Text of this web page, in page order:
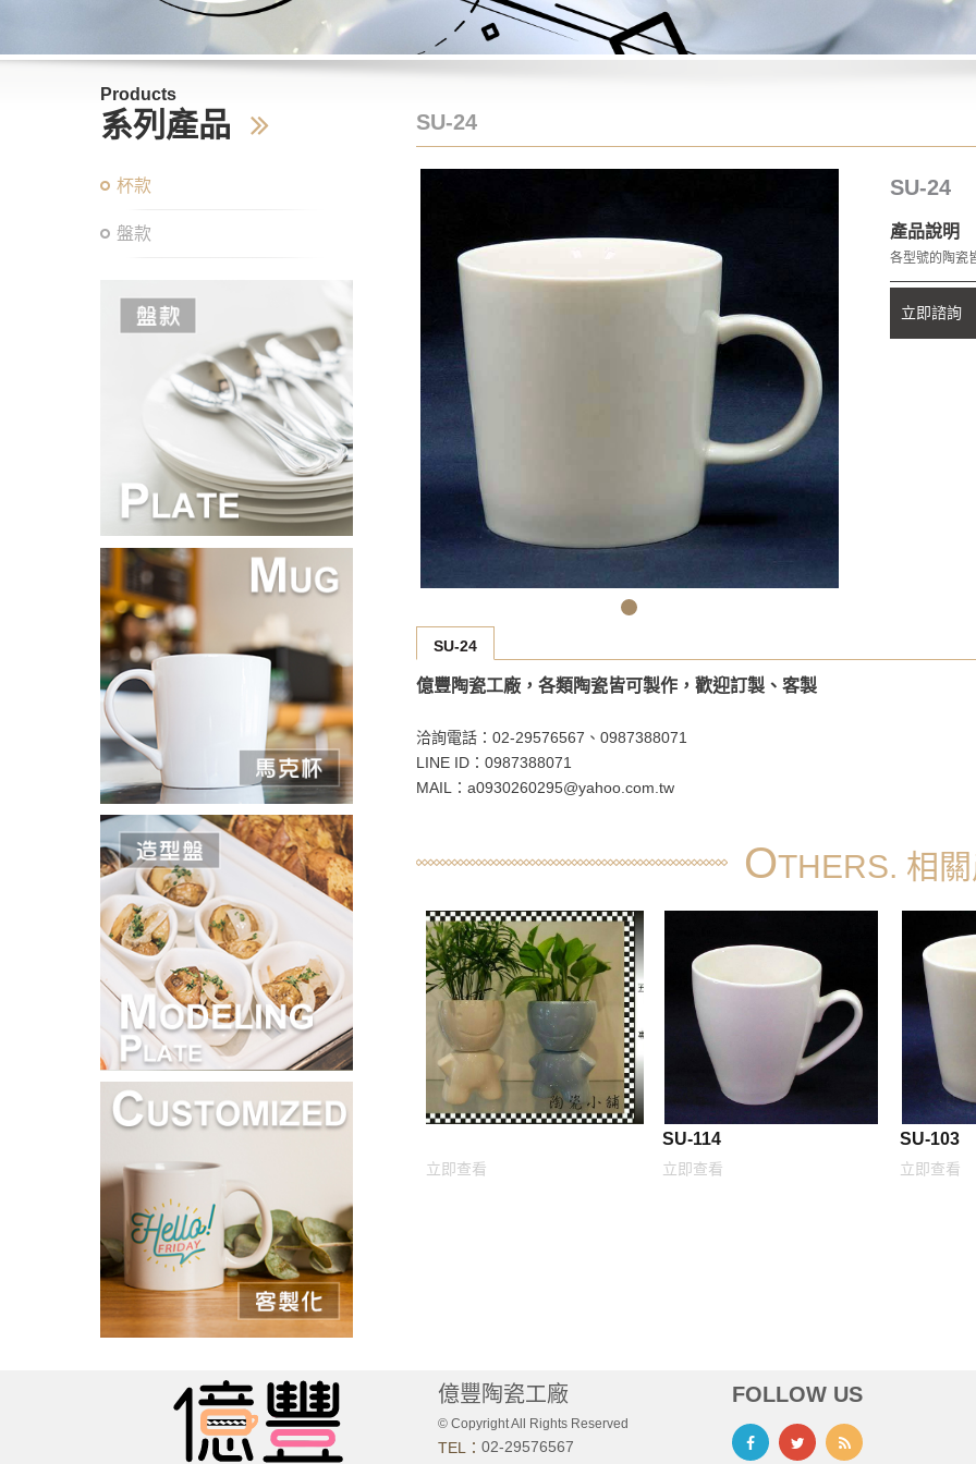
Products
系列產品
杯款
盤款
SU-24
SU-24
產品說明
各型號的陶瓷
立即諮詢
SU-24
億豐陶瓷工廠，各類陶瓷皆可製作，歡迎訂製、客製
洽詢電話：02-29576567、0987388071
LINE ID：0987388071
MAIL：a0930260295@yahoo.com.tw
OTHERS. 相
立即查看
SU-114
立即查看
SU-103
立即查看
億豐陶瓷工廠
© Copyright All Rights Reserved
TEL： 02-29576567
FOLLOW US